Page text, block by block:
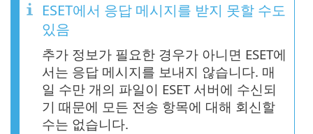
ESET에서 응답 메시지를 받지 못할 수도
있음
추가 정보가 필요한 경우가 아니면 ESET에
서는 응답 메시지를 보내지 않습니다. 매
일 수만 개의 파일이 ESET 서버에 수신되
기 때문에 모든 전송 항목에 대해 회신할
수는 없습니다.